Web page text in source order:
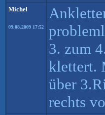
Michel
09.08.2009 17:52
3. zum
klettert.
über
rechts